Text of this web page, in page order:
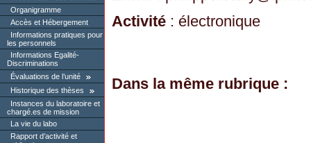
Organigramme
Accès et Hébergement
Informations pratiques pour
les personnels
Informations Egalité-
Discriminations
Évaluations de l’unité
Historique des thèses
Instances du laboratoire et
chargé.es de mission
La vie du labo
Rapport d’activité et
Activité : électronique
Dans la même rubrique :